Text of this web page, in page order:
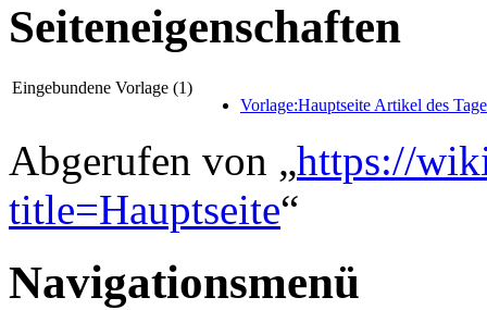
Seiteneigenschaften
Eingebundene Vorlage (1)
Vorlage:Hauptseite Artikel des
Abgerufen von „https://
title=Hauptseite“
Navigationsmenü